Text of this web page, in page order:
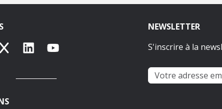
X LinkedInYouTube
NEWSLETTER
S'inscrire à la